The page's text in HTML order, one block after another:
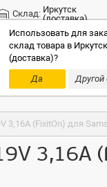
Склад: Иркутск
(доставка)
Использовать для
склад товара в Иркутск
(доставка)?
Да
Другой
Только
3,16A (FixitOn) для
3,16A